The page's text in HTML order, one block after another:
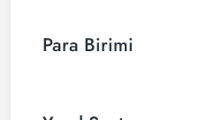
Para Birimi